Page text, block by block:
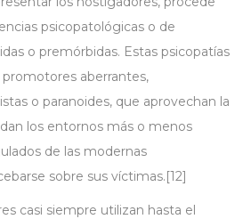
psicopatológicas o de
o premórbidas. Estas psicopatías
aberrantes,
o paranoides, que aprovechan la
los entornos más o menos
de las modernas
sobre sus víctimas.[12]
casi siempre utilizan hasta el